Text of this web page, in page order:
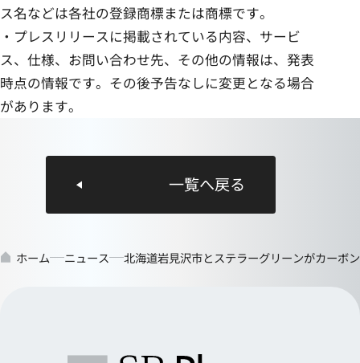
ス名などは各社の登録商標または商標です。
・プレスリリースに掲載されている内容、サービ
ス、仕様、お問い合わせ先、その他の情報は、発表
時点の情報です。その後予告なしに変更となる場合
があります。
一覧へ戻る
ホーム ニュース 北海道岩見沢市とステラーグリーンがカーボ